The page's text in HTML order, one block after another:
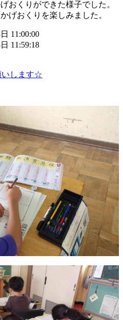
おくりができた様子でした。
げおくりを楽しみました。
11:00:00
11:59:18
いします☆